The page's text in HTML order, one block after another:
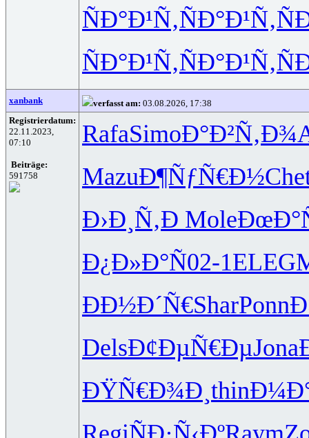
ÑÐ°Ð¹Ñ‚ÑÐ°Ð¹Ñ‚
ÑÐ°Ð¹Ñ‚ÑÐ°Ð¹Ñ‚
xanbank verfasst am: 03.08.2026, 17:38
Registrierdatum:
22.11.2023,
07:10
Beiträge:
591758
RafaSimoÐ°Ð²Ñ‚Ð¾
MazuÐ¶ÑƒÑ€Ð½
Ð›Ð¸Ñ‚Ð Mole
Ð¿Ð»Ð°Ñ02-1ELEG
ÐÐ½Ð´Ñ€SharPonn
DelsÐ¢ÐµÑ€ÐµJona
ÐŸÑ€Ð¾Ð¸ thin